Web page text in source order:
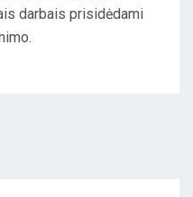
darbais prisidėdami